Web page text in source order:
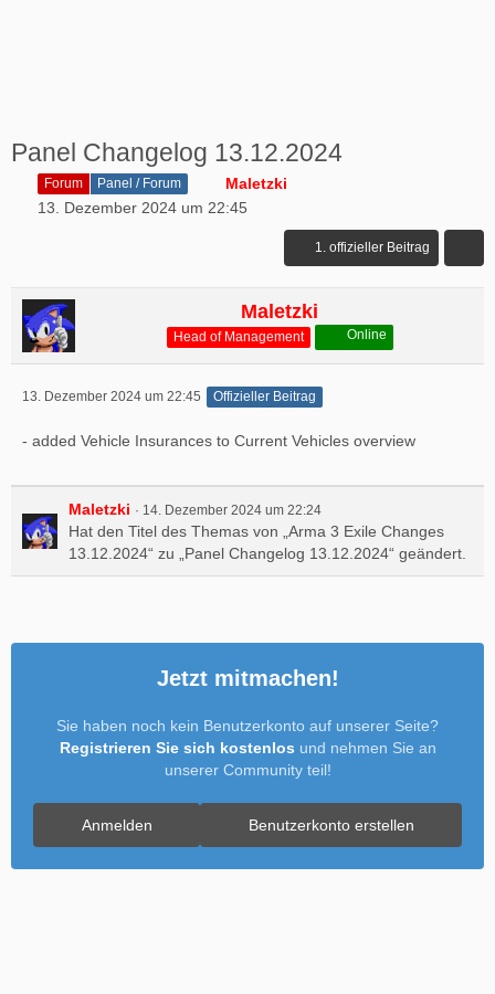
Panel Changelog 13.12.2024
Forum Panel / Forum
Maletzki
13. Dezember 2024 um 22:45
1. offizieller Beitrag
Maletzki
Head of Management Online
13. Dezember 2024 um 22:45 Offizieller Beitrag
- added Vehicle Insurances to Current Vehicles overview
Maletzki 14. Dezember 2024 um 22:24
Hat den Titel des Themas von „Arma 3 Exile Changes
13.12.2024“ zu „Panel Changelog 13.12.2024“ geändert.
Jetzt mitmachen!
Sie haben noch kein Benutzerkonto auf unserer Seite?
Registrieren Sie sich kostenlos und nehmen Sie an
unserer Community teil!
Benutzerkonto erstellen
Anmelden